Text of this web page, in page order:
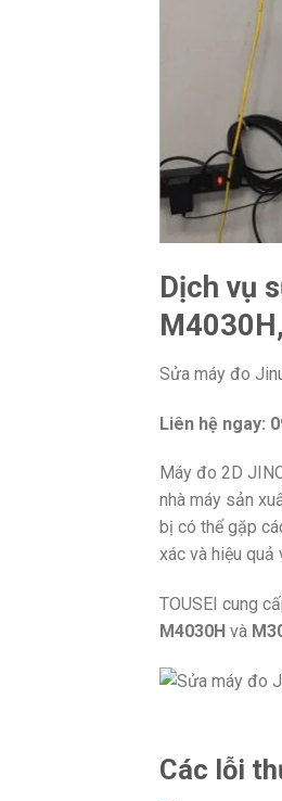
Dịch vụ
Sửa máy đo
Liên hệ ngay:
Máy đo 2D
nhà máy sản
bị có thể gặp
xác và hiệu quả
TOUSEI cung
M4030H và
Các lỗi